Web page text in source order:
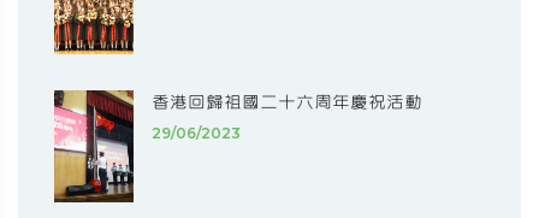
香港回歸祖國二十六周年慶祝活動
29/06/2023